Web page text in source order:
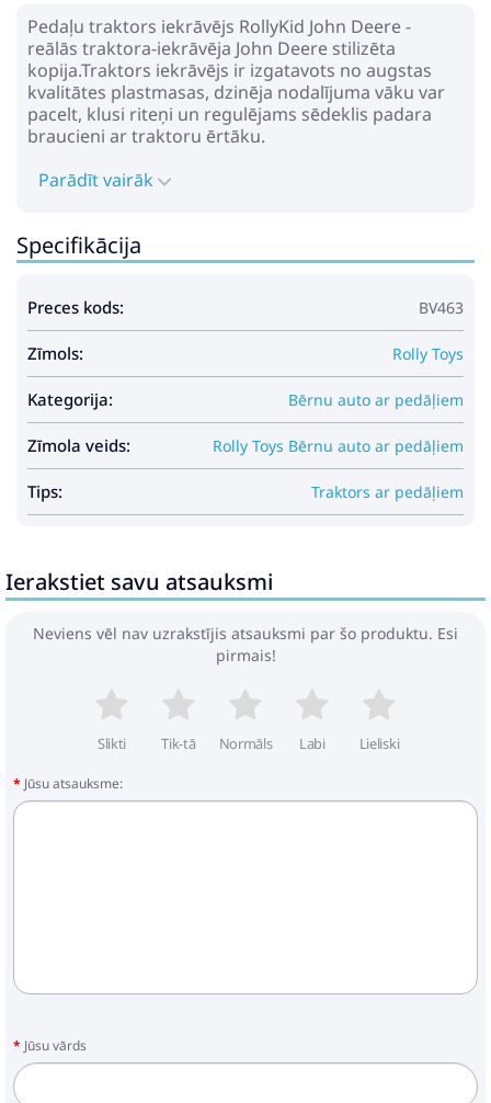
Pedaļu traktors iekrāvējs RollyKid John Deere -
reālās traktora-iekrāvēja John Deere stilizēta
kopija.Traktors iekrāvējs ir izgatavots no augstas
kvalitātes plastmasas, dzinēja nodalījuma vāku var
pacelt, klusi riteņi un regulējams sēdeklis padara
braucieni ar traktoru ērtāku.
Parādīt vairāk
Specifikācija
Preces kods: BV463
Zīmols: Rolly Toys
Kategorija: Bērnu auto ar pedāļiem
Zīmola veids: Rolly Toys Bērnu auto ar pedāļiem
Tips: Traktors ar pedāļiem
Ierakstiet savu atsauksmi
Neviens vēl nav uzrakstījis atsauksmi par šo produktu. Esi
pirmais!
Slikti Tik-tā Normāls Labi Lieliski
Jūsu atsauksme:
Jūsu vārds